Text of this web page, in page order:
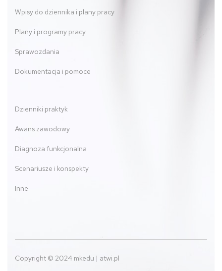
Wpisy do dziennika i plany pracy
Plany i programy pracy
Sprawozdania
Dokumentacja i pomoce
Dzienniki praktyk
Awans zawodowy
Diagnoza funkcjonalna
Scenariusze i konspekty
Inne
Copyright © 2024 mkedu | atwi.pl